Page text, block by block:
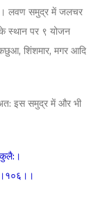
लवण समुद्र में जलचर
स्थान पर ९ योजन
शिंशमार, मगर आदि
इस समुद्र में और भी